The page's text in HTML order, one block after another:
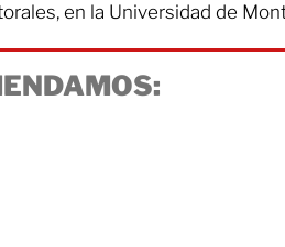
en la Universidad de